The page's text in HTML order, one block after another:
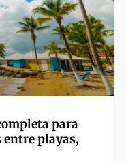
para
entre playas,